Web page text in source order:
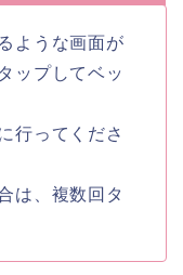
ような画面が
ップしてベッ
行ってくださ
は、複数回タ